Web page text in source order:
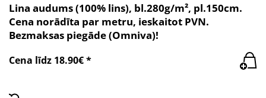
Lina audums (100% lins), bl.280g/m², pl.150cm.
Cena norādīta par metru, ieskaitot PVN.
Bezmaksas piegāde (Omniva)!
Cena līdz 18.90€ *